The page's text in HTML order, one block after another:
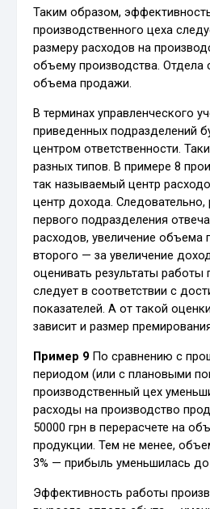
Таким образом,
производственного цеха
размеру расходов на
объему производства.
объема продажи.
В терминах управленческого
приведенных подразделений
центром ответственности.
разных типов. В примере 8
так называемый центр
центр дохода. Следовательно,
первого подразделения
расходов, увеличение объема
второго — за увеличение
оценивать результаты работы
следует в соответствии с
показателей. А от такой
зависит и размер
Пример 9 По сравнению с
периодом (или с плановыми
производственный цех
расходы на производство
50000 грн в перерасчете на
продукции. Тем не менее,
3% — прибыль уменьшилась до
Эффективность работы